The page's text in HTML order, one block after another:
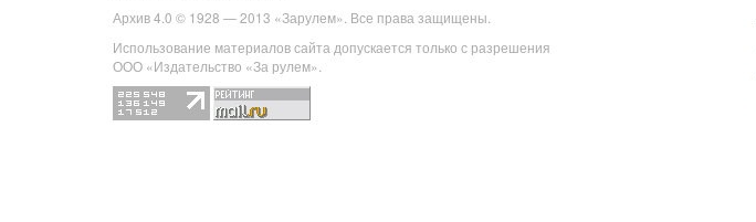
Архив 4.0 © 1928 — 2013 «Зарулем». Все права защищены.
Использование материалов сайта допускается только с разрешения
ООО «Издательство «За рулем».